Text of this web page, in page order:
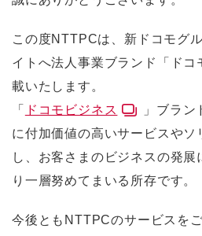
この度NTTPCは、新ドコモグ
イトへ法人事業ブランド「ドコ
載いたします。
「
ドコモビジネス
」ブラン
に付加価値の高いサービスやソ
し、お客さまのビジネスの発展
り一層努めてまいる所存です。
今後ともNTTPCのサービスを